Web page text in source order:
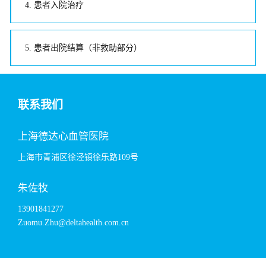
4. 患者入院治疗
5. 患者出院结算（非救助部分）
联系我们
上海德达心血管医院
上海市青浦区徐泾镇徐乐路109号
朱佐牧
13901841277
Zuomu.Zhu@deltahealth.com.cn